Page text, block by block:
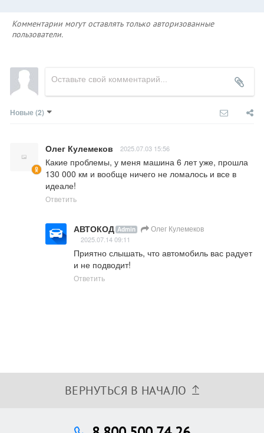
Комментарии могут оставлять только авторизованные
пользователи.
Новые (2)
Олег Кулемеков 2025.07.03 15:56
Какие проблемы, у меня машина 6 лет уже, прошла
130 000 км и вообще ничего не ломалось и все в
идеале!
Ответить
АВТОКОД Admin Олег Кулемеков
2025.07.14 09:11
Приятно слышать, что автомобиль вас радует
и не подводит!
Ответить
ВЕРНУТЬСЯ В НАЧАЛО